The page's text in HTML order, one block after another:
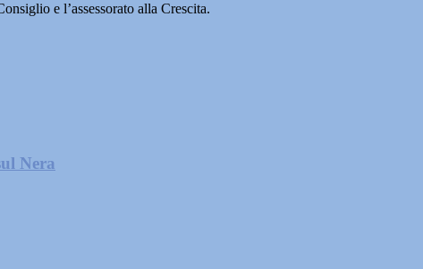
e l’assessorato alla Crescita.
Nera